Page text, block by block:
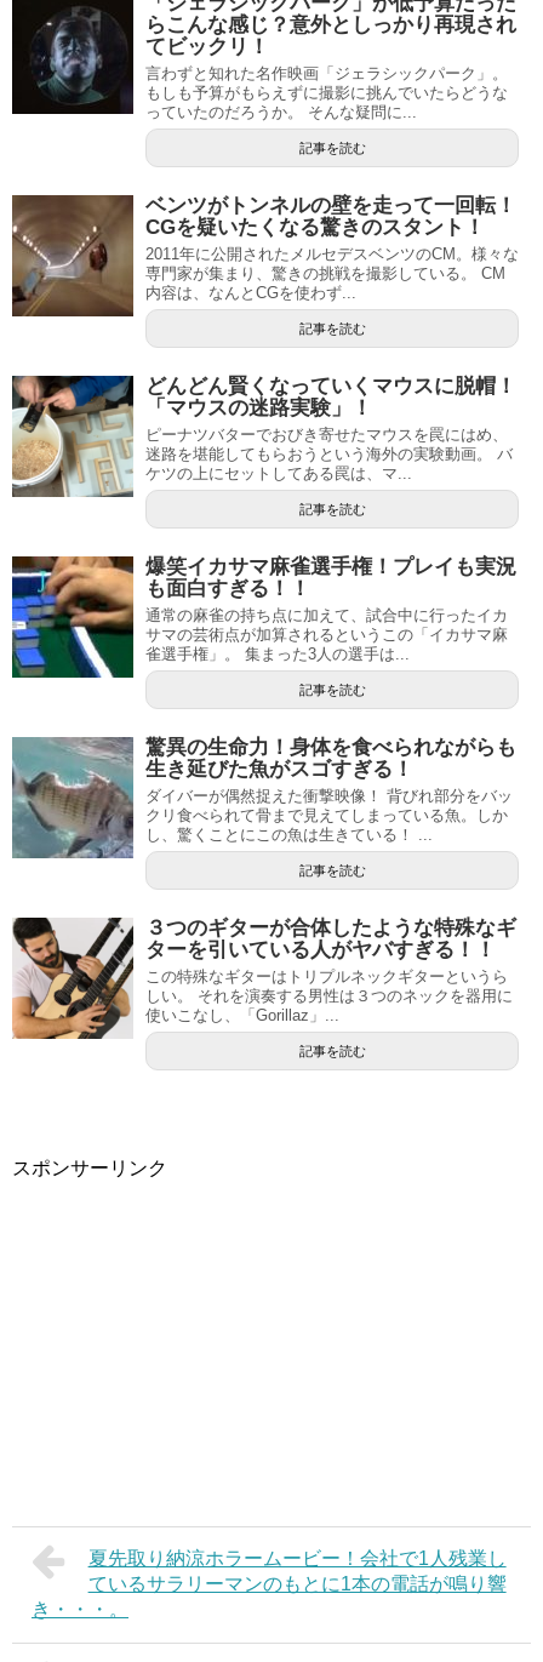
らこんな感じ？意外としっかり再現され
てビックリ！
言わずと知れた名作映画「ジェラシックパーク」。
もしも予算がもらえずに撮影に挑んでいたらどうな
っていたのだろうか。 そんな疑問に...
記事を読む
ベンツがトンネルの壁を走って一回転！
CGを疑いたくなる驚きのスタント！
2011年に公開されたメルセデスベンツのCM。様々な
専門家が集まり、驚きの挑戦を撮影している。 CM
内容は、なんとCGを使わず...
記事を読む
どんどん賢くなっていくマウスに脱帽！
「マウスの迷路実験」！
ピーナツバターでおびき寄せたマウスを罠にはめ、
迷路を堪能してもらおうという海外の実験動画。 バ
ケツの上にセットしてある罠は、マ...
記事を読む
爆笑イカサマ麻雀選手権！プレイも実況
も面白すぎる！！
通常の麻雀の持ち点に加えて、試合中に行ったイカ
サマの芸術点が加算されるというこの「イカサマ麻
雀選手権」。 集まった3人の選手は...
記事を読む
驚異の生命力！身体を食べられながらも
生き延びた魚がスゴすぎる！
ダイバーが偶然捉えた衝撃映像！ 背びれ部分をバッ
クリ食べられて骨まで見えてしまっている魚。しか
し、驚くことにこの魚は生きている！ ...
記事を読む
３つのギターが合体したような特殊なギ
ターを引いている人がヤバすぎる！！
この特殊なギターはトリプルネックギターというら
しい。 それを演奏する男性は３つのネックを器用に
使いこなし、「Gorillaz」...
記事を読む
スポンサーリンク
夏先取り納涼ホラームービー！会社で1人残業し
ているサラリーマンのもとに1本の電話が鳴り響
き・・・。